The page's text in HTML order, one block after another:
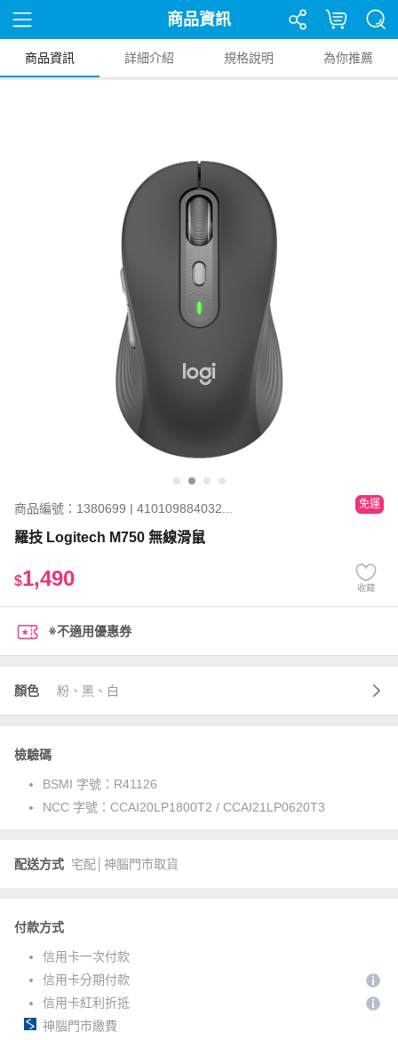
商品資訊
商品資訊 詳細介紹 規格說明 為你推薦
商品編號：1380699 | 410109884032... 免運
羅技 Logitech M750 無線滑鼠
$1,490 收藏
※不適用優惠券
顏色 粉、黑、白
檢驗碼
BSMI 字號： R41126
NCC 字號： CCAI20LP1800T2 / CCAI21LP0620T3
配送方式 宅配│神腦門市取貨
付款方式
信用卡一次付款
信用卡分期付款
信用卡紅利折抵
神腦門市繳費